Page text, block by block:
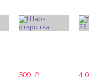
509 ₽
4 088